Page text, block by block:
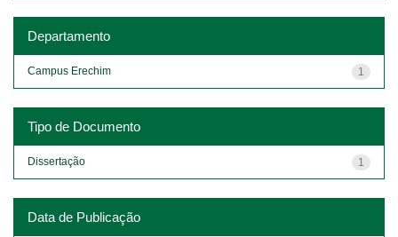
Departamento
1
Campus Erechim
Tipo de Documento
1
Dissertação
Data de Publicação